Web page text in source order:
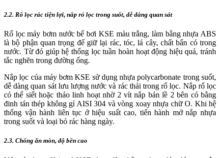
2.2. Rổ lọc rác tiện lợi, nắp rỏ lọc trong suốt, dễ dàng quan sát
Rổ lọc máy bơm nước bể bơi KSE màu trắng, làm bằng nhựa ABS
là bộ phận quan trọng để giữ lại rác, tóc, lá cây, chất bẩn có trong
nước. Từ đó giúp hệ thống lọc tuần hoàn hoạt động hiệu quả, tránh
tắc nghẽn trong đường ống.
Nắp lọc của máy bơm KSE sử dụng nhựa polycarbonate trong suốt,
dễ dàng quan sát lưu lượng nước và rác thải trong rổ lọc. Nắp rổ lọc
có thể siết hoặc tháo linh hoạt nhờ 2 vít nắp bản lề 2 bên có bằng
đinh tán thép không gỉ AISI 304 và vòng xoay nhựa chữ O. Khi hệ
thống vận hành liên tục ở hiệu suất cao, tiến hành mở nắp nhựa
trong suốt và loại bỏ rác hàng ngày.
2.3. Chống ăn mòn, độ bền cao